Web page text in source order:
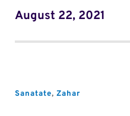
August 22, 2021
Sanatate, Zahar